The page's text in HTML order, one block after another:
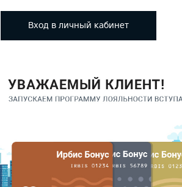
Вход в личный кабинет